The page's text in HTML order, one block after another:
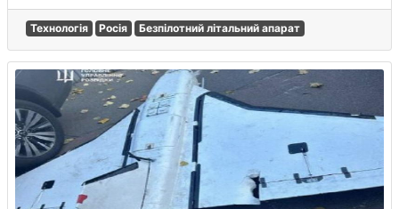
Технологія Росія Безпілотний літальний апарат